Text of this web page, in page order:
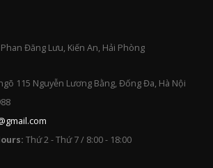
Đăng Lưu, Kiến An, Hải Phòng
115 Nguyễn Lương Bằng, Đống Đa, Hà Nội
Thứ 2 - Thứ 7 / 8:00 - 18:00